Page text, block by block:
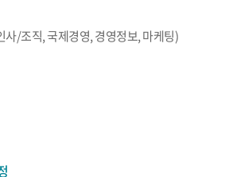
/조직, 국제경영, 경영정보, 마케팅)